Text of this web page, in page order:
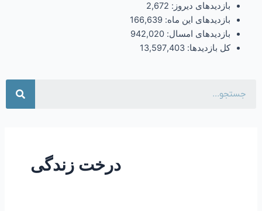
بازدیدهای دیروز: 2,672
بازدیدهای این ماه: 166,639
بازدیدهای امسال: 942,020
کل بازدیدها: 13,597,403
درخت زندگی